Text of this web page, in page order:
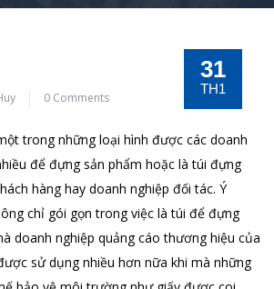
31
TH1
0 Comments
trong những loại hình được các doanh
để đựng sản phẩm hoặc là túi đựng
hàng hay doanh nghiệp đối tác. Ý
chỉ gói gọn trong việc là túi để đựng
doanh nghiệp quảng cáo thương hiệu của
sử dụng nhiều hơn nữa khi mà những